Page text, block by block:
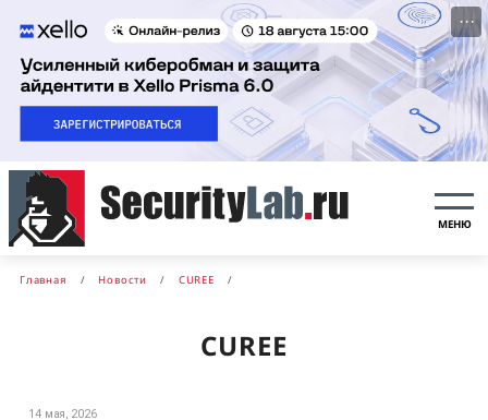
···
МЕНЮ
Главная Новости CUREE
CUREE
14 мая, 2026